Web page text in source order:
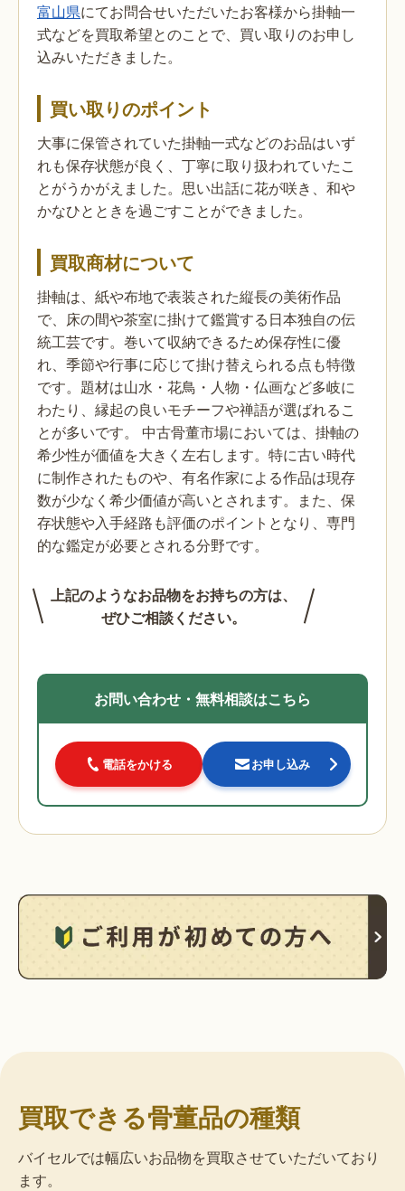
富山県にてお問合せいただいたお客様から掛軸一
式などを買取希望とのことで、買い取りのお申し
込みいただきました。
買い取りのポイント
大事に保管されていた掛軸一式などのお品はいず
れも保存状態が良く、丁寧に取り扱われていたこ
とがうかがえました。思い出話に花が咲き、和や
かなひとときを過ごすことができました。
買取商材について
掛軸は、紙や布地で表装された縦長の美術作品
で、床の間や茶室に掛けて鑑賞する日本独自の伝
統工芸です。巻いて収納できるため保存性に優
れ、季節や行事に応じて掛け替えられる点も特徴
です。題材は山水・花鳥・人物・仏画など多岐に
わたり、縁起の良いモチーフや禅語が選ばれるこ
とが多いです。
中古骨董市場においては、掛軸の
希少性が価値を大きく左右します。特に古い時代
に制作されたものや、有名作家による作品は現存
数が少なく希少価値が高いとされます。また、保
存状態や入手経路も評価のポイントとなり、専門
的な鑑定が必要とされる分野です。
上記のようなお品物をお持ちの方は、
ぜひご相談ください。
お問い合わせ・無料相談はこちら
電話をかける お申し込み
買取できる骨董品の種類
バイセルでは幅広いお品物を買取させていただいており
ます。